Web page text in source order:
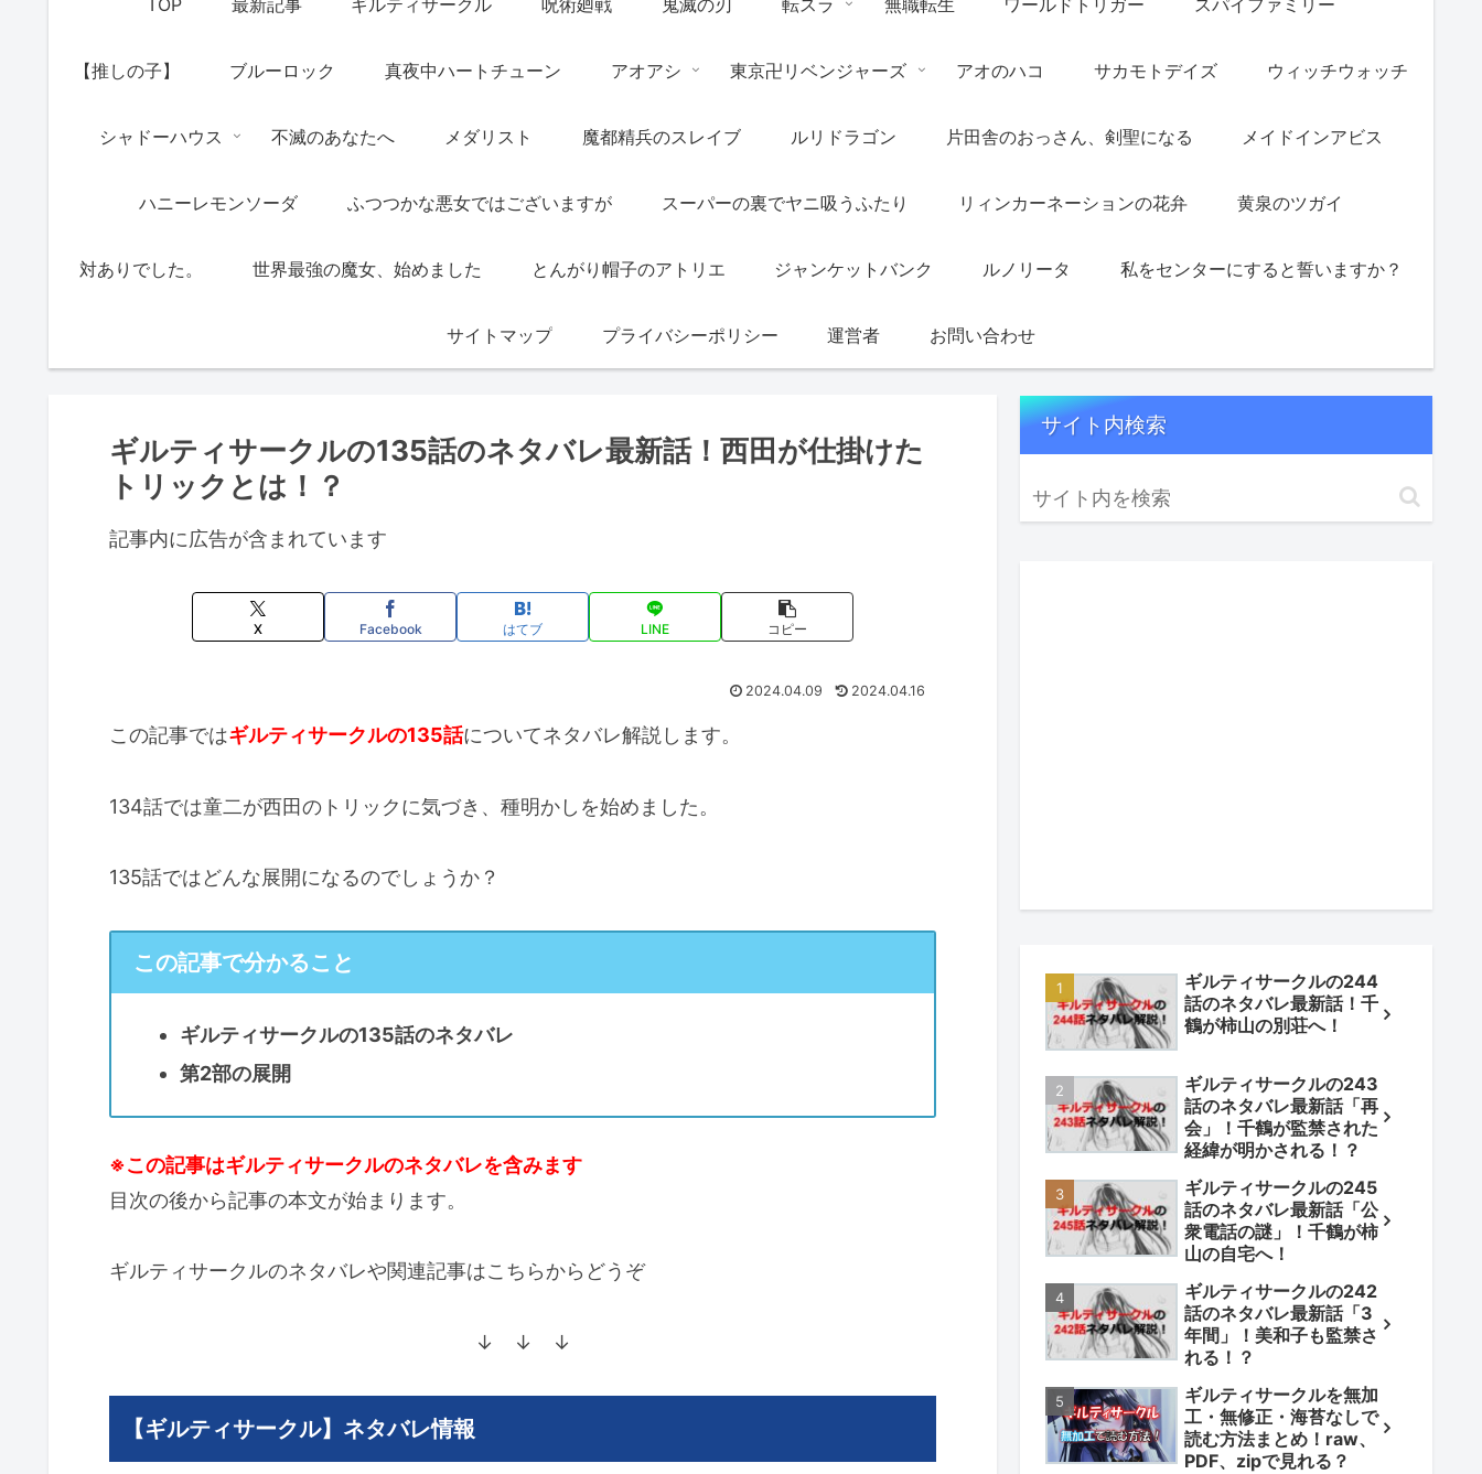
【推しの子】 ブルーロック 真夜中ハートチューン アオアシ 東京卍リベンジャーズ アオのハコ サカモトデイズ ウィッチウォッチ
シャドーハウス 不滅のあなたへ メダリスト 魔都精兵のスレイブ ルリドラゴン 片田舎のおっさん、剣聖になる メイドインアビス
ハニーレモンソーダ ふつつかな悪女ではございますが スーパーの裏でヤニ吸うふたり リィンカーネーションの花弁 黄泉のツガイ
対ありでした。 世界最強の魔女、始めました とんがり帽子のアトリエ ジャンケットバンク ルノリータ 私をセンターにすると誓いますか？
サイトマップ プライバシーポリシー 運営者 お問い合わせ
ギルティサークルの135話のネタバレ最新話！西田が仕掛けた
トリックとは！？
記事内に広告が含まれています
X Facebook はてブ LINE コピー
2024.04.09 2024.04.16
この記事ではギルティサークルの135話についてネタバレ解説します。
134話では童二が西田のトリックに気づき、種明かしを始めました。
135話ではどんな展開になるのでしょうか？
この記事で分かること
ギルティサークルの135話のネタバレ
第2部の展開
※この記事はギルティサークルのネタバレを含みます
目次の後から記事の本文が始まります。
ギルティサークルのネタバレや関連記事はこちらからどうぞ
↓ ↓ ↓
【ギルティサークル】ネタバレ情報
サイト内検索
ギルティサークルの244
話のネタバレ最新話！千
鶴が柿山の別荘へ！
ギルティサークルの243
話のネタバレ最新話「再
会」！千鶴が監禁された
経緯が明かされる！？
ギルティサークルの245
話のネタバレ最新話「公
衆電話の謎」！千鶴が柿
山の自宅へ！
ギルティサークルの242
話のネタバレ最新話「3
年間」！美和子も監禁さ
れる！？
ギルティサークルを無加
工・無修正・海苔なしで
読む方法まとめ！raw、
PDF、zipで見れる？